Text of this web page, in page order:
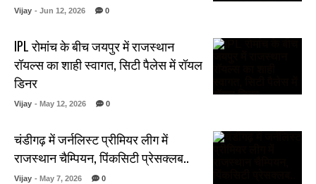
Vijay - Jun 12, 2026 0
IPL रोमांच के बीच जयपुर में राजस्थान
रॉयल्स का शाही स्वागत, सिटी पैलेस में रॉयल
डिनर
Vijay - May 12, 2026 0
चंडीगढ़ में जर्नलिस्ट प्रीमियर लीग में
राजस्थान चैम्पियन, पिंकसिटी प्रेसक्लब..
Vijay - May 7, 2026 0